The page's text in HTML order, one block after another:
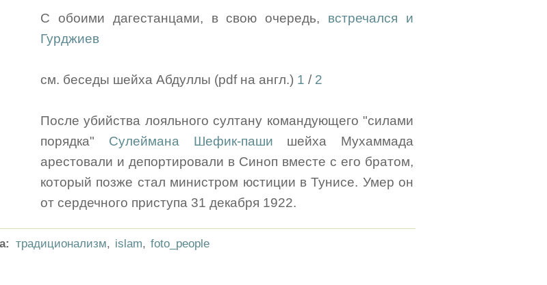
С обоими дагестанцами, в свою очередь, встречался и
Гурджиев
см. беседы шейха Абдуллы (pdf на англ.) 1 / 2
После убийства лояльного султану командующего "силами
порядка" Сулеймана Шефик-паши шейха Мухаммада
арестовали и депортировали в Синоп вместе с его братом,
который позже стал министром юстиции в Тунисе. Умер он
от сердечного приступа 31 декабря 1922.
традиционализм, islam, foto_people